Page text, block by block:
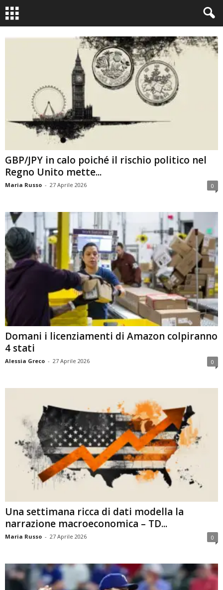
GBP/JPY in calo poiché il rischio politico nel
Regno Unito mette...
Maria Russo - 27 Aprile 2026 0
Domani i licenziamenti di Amazon colpiranno
4 stati
Alessia Greco - 27 Aprile 2026 0
Una settimana ricca di dati modella la
narrazione macroeconomica – TD...
Maria Russo - 27 Aprile 2026 0